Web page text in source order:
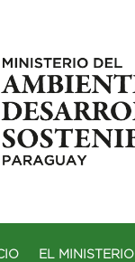
EL MINISTERIO